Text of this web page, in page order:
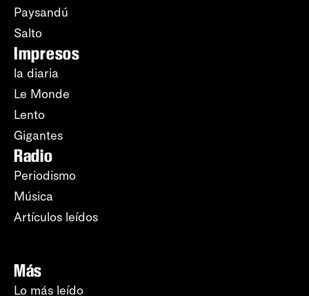
Paysandú
Salto
Impresos
la diaria
Le Monde
Lento
Gigantes
Radio
Periodismo
Música
Artículos leídos
Más
Lo más leído